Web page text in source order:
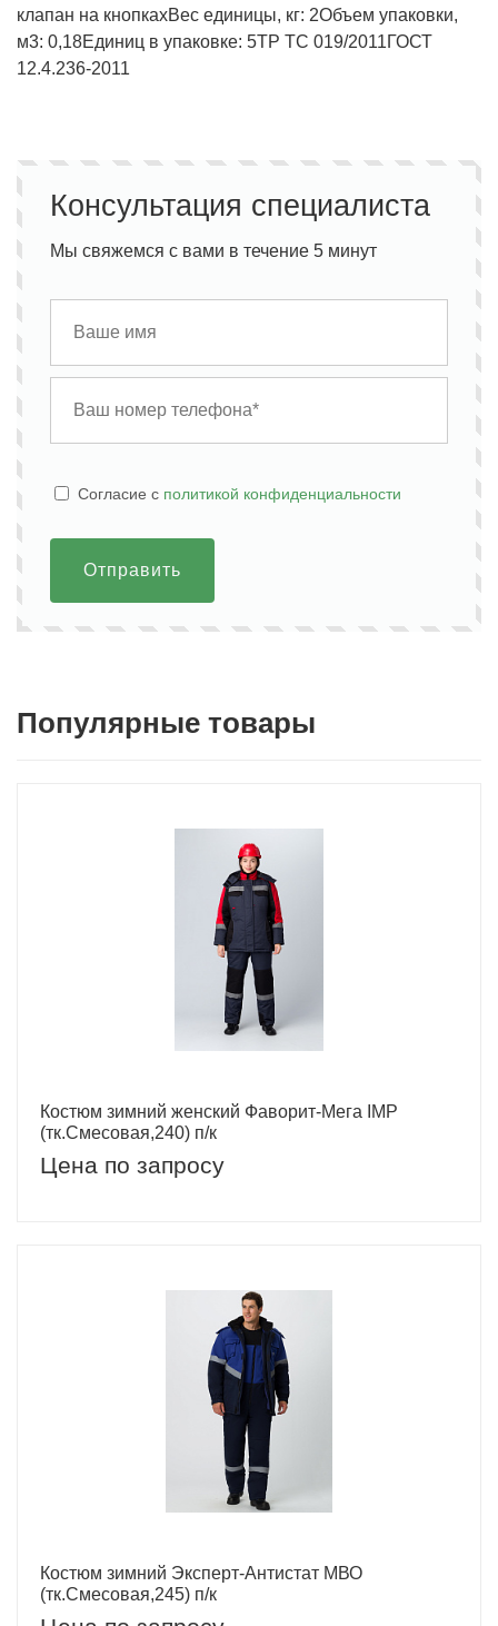
клапан на кнопкахВес единицы, кг: 2Объем упаковки,
м3: 0,18Единиц в упаковке: 5ТР ТС 019/2011ГОСТ
12.4.236-2011
Консультация специалиста
Мы свяжемся с вами в течение 5 минут
Cогласие с политикой конфиденциальности
Отправить
Популярные товары
Костюм зимний женский Фаворит-Мега IMP
(тк.Смесовая,240) п/к
Цена по запросу
Костюм зимний Эксперт-Антистат МВО
(тк.Смесовая,245) п/к